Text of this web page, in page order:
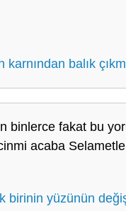
karnından balık
binlerce fakat bu
acaba Selametle
birinin yüzünün